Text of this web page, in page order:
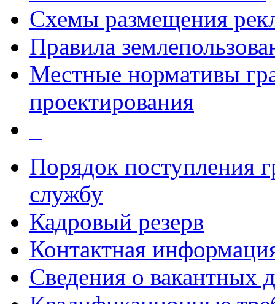
Схемы размещения
Правила
Местные нормативы
проектирования
Порядок поступления
службу
Кадровый резерв
Контактная
Сведения о вакантных